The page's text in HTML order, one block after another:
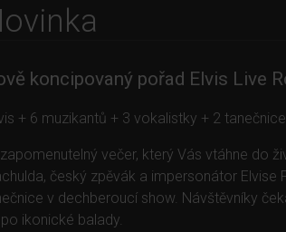
koncipovaný pořad Elvis Live
+ 6 muzikantů + 3 vokalistky + 2
večer, který Vás vtáhne do
český zpěvák a impersonátor Elvise
v dechberoucí show. Návštěvníky
ikonické balady.